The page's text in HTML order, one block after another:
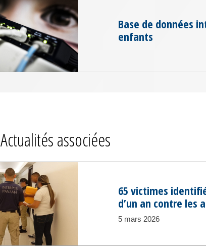
Base de données
enfants
Actualités associées
65 victimes
d’un an contre les
5 mars 2026